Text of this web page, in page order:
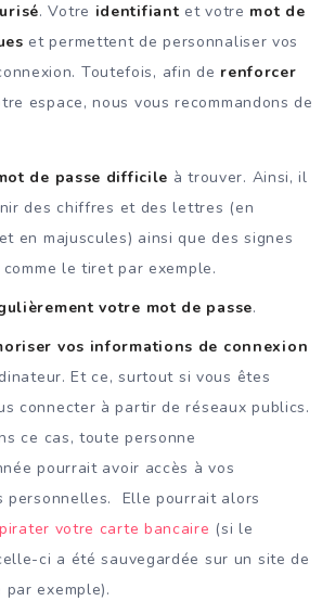
. Votre identifiant et votre mot de
et permettent de personnaliser vos
Toutefois, afin de renforcer
espace, nous vous recommandons de
de passe difficile à trouver. Ainsi, il
des chiffres et des lettres (en
en majuscules) ainsi que des signes
le tiret par exemple.
votre mot de passe.
vos informations de connexion
Et ce, surtout si vous êtes
connecter à partir de réseaux publics.
ce cas, toute personne
pourrait avoir accès à vos
personnelles. Elle pourrait alors
pirater votre carte bancaire (si le
ci a été sauvegardée sur un site de
par exemple).